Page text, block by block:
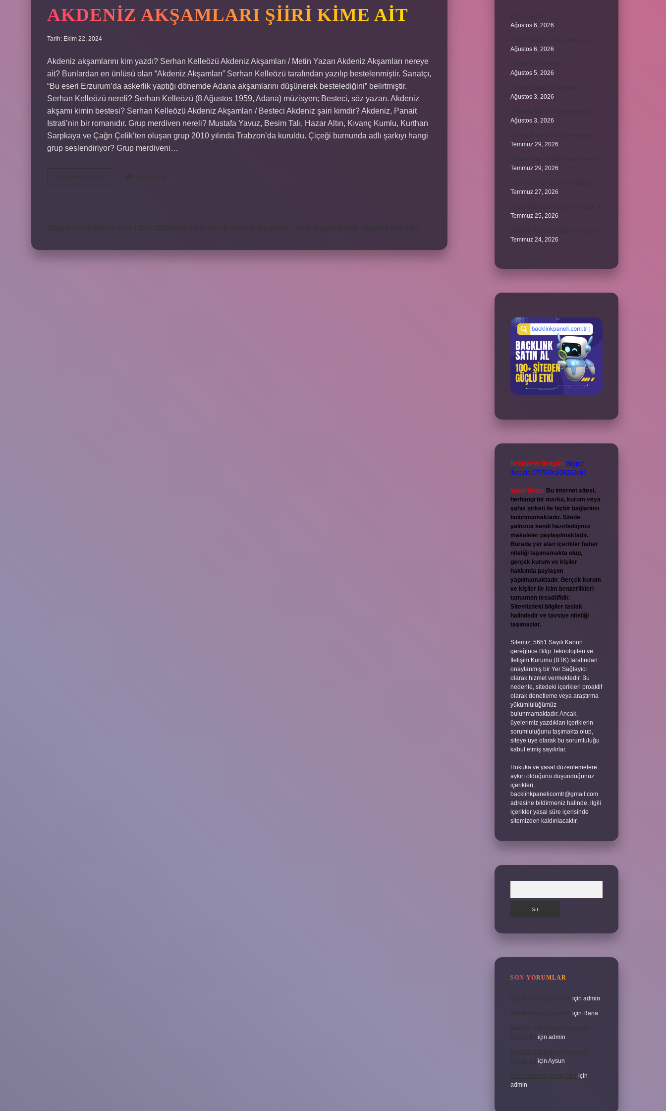
AKDENIZ AKŞAMLARI ŞIIRI KIME AIT
Tarih: Ekim 22, 2024
Akdeniz akşamlarını kim yazdı? Serhan Kelleözü Akdeniz Akşamları / Metin Yazarı Akdeniz Akşamları nereye
ait? Bunlardan en ünlüsü olan “Akdeniz Akşamları” Serhan Kelleözü tarafından yazılıp bestelenmiştir. Sanatçı,
“Bu eseri Erzurum’da askerlik yaptığı dönemde Adana akşamlarını düşünerek bestelediğini” belirtmiştir.
Serhan Kelleözü nereli? Serhan Kelleözü (8 Ağustos 1959, Adana) müzisyen; Besteci, söz yazarı. Akdeniz
akşamı kimin bestesi? Serhan Kelleözü Akdeniz Akşamları / Besteci Akdeniz şairi kimdir? Akdeniz, Panait
Istrati’nin bir romanıdır. Grup merdiven nereli? Mustafa Yavuz, Besim Talı, Hazar Altın, Kıvanç Kumlu, Kurthan
Sarpkaya ve Çağrı Çelik’ten oluşan grup 2010 yılında Trabzon’da kuruldu. Çiçeği burnunda adlı şarkıyı hangi
grup seslendiriyor? Grup merdiveni…
Ağustos 6, 2026
Ağustos 6, 2026
Ağustos 5, 2026
Ağustos 3, 2026
Ağustos 3, 2026
Temmuz 29, 2026
Temmuz 29, 2026
Temmuz 27, 2026
Temmuz 25, 2026
Temmuz 24, 2026
Reklam ve İletişim: Skype:
live:.cid.575569c608265c69
Yasal Uyarı: Bu internet sitesi,
herhangi bir marka, kurum veya
şahıs şirketi ile hiçbir bağlantısı
bulunmamaktadır. Sitede
yalnızca kendi hazırladığımız
makaleler paylaşılmaktadır.
Burada yer alan içerikler haber
niteliği taşımamakta olup,
gerçek kurum ve kişiler
hakkında paylaşım
yapılmamaktadır. Gerçek kurum
ve kişiler ile isim benzerlikleri
tamamen tesadüfidir.
Sitemizdeki bilgiler taslak
halindedir ve tavsiye niteliği
taşımazlar.
Sitemiz, 5651 Sayılı Kanun
gereğince Bilgi Teknolojileri ve
İletişim Kurumu (BTK) tarafından
onaylanmış bir Yer Sağlayıcı
olarak hizmet vermektedir. Bu
nedenle, sitedeki içerikleri proaktif
olarak denetleme veya araştırma
yükümlülüğümüz
bulunmamaktadır. Ancak,
üyelerimiz yazdıkları içeriklerin
sorumluluğunu taşımakta olup,
siteye üye olarak bu sorumluluğu
kabul etmiş sayılırlar.
Hukuka ve yasal düzenlemelere
aykırı olduğunu düşündüğünüz
içerikleri,
backlinkpanelicomtr@gmail.com
adresine bildirmeniz halinde, ilgili
içerikler yasal süre içerisinde
sitemizden kaldırılacaktır.
SON YORUMLAR
İKizler Burcu Şanslı Mı için admin
İKizler Burcu Şanslı Mı için Rana
Medikal Cilt Bakımı Sivilceleri
Geçirir Mi için admin
Medikal Cilt Bakımı Sivilceleri
Geçirir Mi için Aysun
Doru At Hangi Renk Olur için
admin